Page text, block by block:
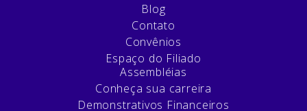
Blog
Contato
Convênios
Espaço do Filiado
Assembléias
Conheça sua carreira
Demonstrativos Financeiros